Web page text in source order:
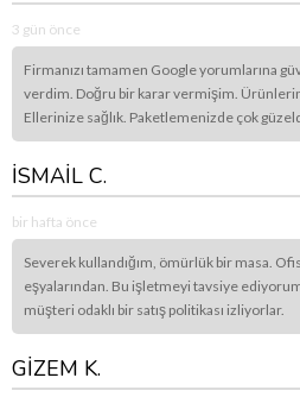
3 gün önce
Firmanızı tamamen Google yorumlarına
verdim. Doğru bir karar vermişim.
Ellerinize sağlık. Paketlemenizde çok
İSMAİL C.
bir hafta önce
Severek kullandığım, ömürlük bir masa.
eşyalarından. Bu işletmeyi tavsiye
müşteri odaklı bir satış politikası izliyorlar.
GİZEM K.